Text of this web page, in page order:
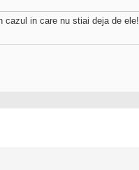
cazul in care nu stiai deja de ele!